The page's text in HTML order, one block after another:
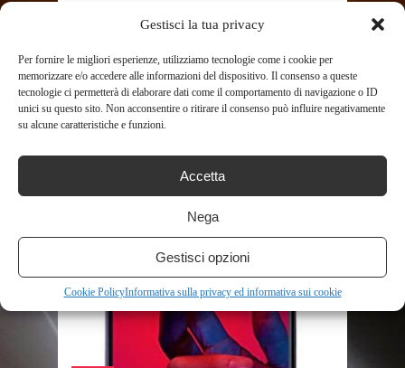
Gestisci la tua privacy
Per fornire le migliori esperienze, utilizziamo tecnologie come i cookie per
memorizzare e/o accedere alle informazioni del dispositivo. Il consenso a queste
tecnologie ci permetterà di elaborare dati come il comportamento di navigazione o ID
unici su questo sito. Non acconsentire o ritirare il consenso può influire negativamente
su alcune caratteristiche e funzioni.
Accetta
Nega
Gestisci opzioni
Cookie PolicyInformativa sulla privacy ed informativa sui cookie